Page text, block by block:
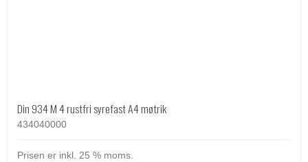
Din 934 M 4 rustfri syrefast A4 møtrik
434040000
Prisen er inkl. 25 % moms.